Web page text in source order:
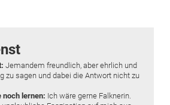
Jemandem freundlich, aber ehrlich und
zu sagen und dabei die Antwort nicht zu
noch lernen: Ich wäre gerne Falknerin.